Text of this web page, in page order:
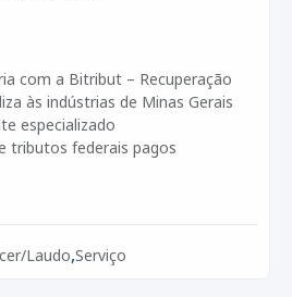
com a Bitribut – Recuperação
às indústrias de Minas Gerais
especializado
tributos federais pagos
Laudo,Serviço